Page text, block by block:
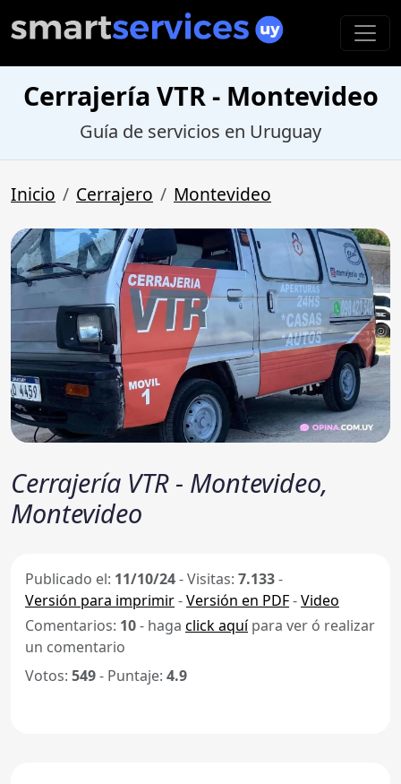
Cerrajería VTR - Montevideo
Guía de servicios en Uruguay
Inicio Cerrajero Montevideo
Cerrajería VTR - Montevideo,
Montevideo
Publicado el: 11/10/24-Visitas: 7.133-
Versión para imprimir-Versión en PDF-Video
Comentarios: 10- haga click aquípara ver ó realizar
un comentario
Votos: 549- Puntaje: 4.9